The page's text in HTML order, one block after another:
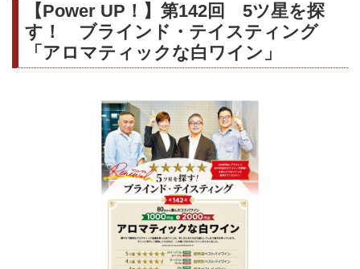
【Power UP！】第142回 5ツ星を探
す！ ブラインド・テイスティング
「アロマティックな白ワイン」